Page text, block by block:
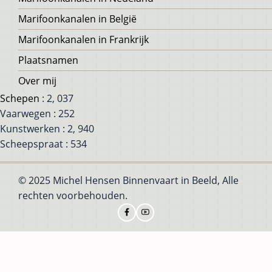
Marifoonkanalen in België
Marifoonkanalen in Frankrijk
Plaatsnamen
Over mij
Schepen : 2, 037
Vaarwegen : 252
Kunstwerken : 2, 940
Scheepspraat : 534
© 2025 Michel Hensen Binnenvaart in Beeld, Alle
rechten voorbehouden.